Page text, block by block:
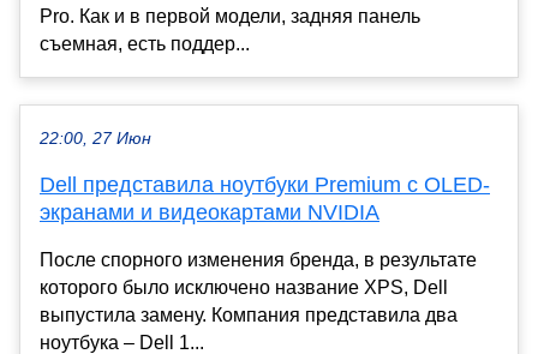
Pro. Как и в первой модели, задняя панель
съемная, есть поддер...
22:00, 27 Июн
Dell представила ноутбуки Premium с OLED-
экранами и видеокартами NVIDIA
После спорного изменения бренда, в результате
которого было исключено название XPS, Dell
выпустила замену. Компания представила два
ноутбука – Dell 1...